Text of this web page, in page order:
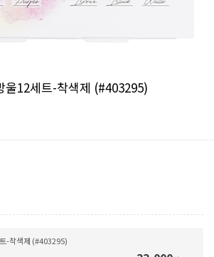
울12세트-착색제 (#403295)
-착색제 (#403295)